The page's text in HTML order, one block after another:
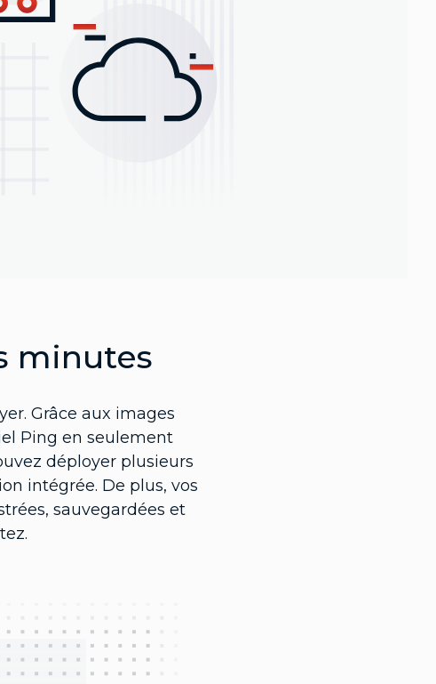
minutes
Grâce aux images
Ping en seulement
déployer plusieurs
intégrée. De plus, vos
sauvegardées et